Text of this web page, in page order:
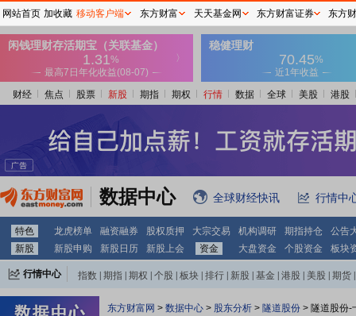
财经 焦点 股票 新股 期指 期权 行情 数据 全球 美股 港股
数据中心 全球财经快讯 行情中
特色 龙虎榜单 融资融券 股权质押 大宗交易 机构调研 期指持仓
公告
新股
新股申购 新股日历 新股上会 资金 大盘资金 个股资金 板块
行情中心 指数 期指 期权 个股 板块 排行 新股 基金 港股 美股 期货
东方财富网 > 数据中心 > 股东分析 > 隧道股份 > 隧道股份-
网站首页 加收藏 移动客户端 东方财富 天天基金网 东方财富证券 东方